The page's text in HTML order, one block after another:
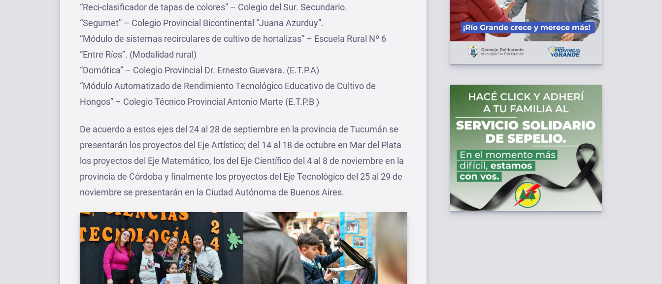
“Reci-clasificador de tapas de colores” – Colegio del Sur. Secundario.
“Segurnet” – Colegio Provincial Bicontinental “Juana Azurduy”.
“Módulo de sistemas recirculares de cultivo de hortalizas” – Escuela Rural Nº 6
“Entre Ríos”. (Modalidad rural)
“Domótica” – Colegio Provincial Dr. Ernesto Guevara. (E.T.P.A)
“Módulo Automatizado de Rendimiento Tecnológico Educativo de Cultivo de
Hongos” – Colegio Técnico Provincial Antonio Marte (E.T.P.B )
De acuerdo a estos ejes del 24 al 28 de septiembre en la provincia de Tucumán se
presentarán los proyectos del Eje Artístico; del 14 al 18 de octubre en Mar del Plata
los proyectos del Eje Matemático, los del Eje Científico del 4 al 8 de noviembre en la
provincia de Córdoba y finalmente los proyectos del Eje Tecnológico del 25 al 29 de
noviembre se presentarán en la Ciudad Autónoma de Buenos Aires.